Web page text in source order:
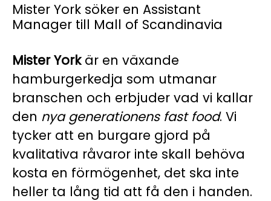
Mister York söker en Assistant
Manager till Mall of Scandinavia
Mister Yorkär en växande
hamburgerkedja som utmanar
branschen och erbjuder vad vi kallar
den nya generationens fast food. Vi
tycker att en burgare gjord på
kvalitativa råvaror inte skall behöva
kosta en förmögenhet, det ska inte
heller ta lång tid att få den i handen.